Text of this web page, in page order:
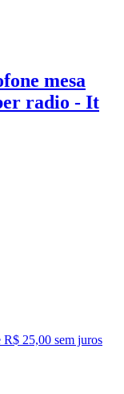
mesa
radio - It
R$ 25,00 sem juros